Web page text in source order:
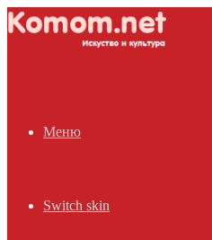
Меню
Switch skin